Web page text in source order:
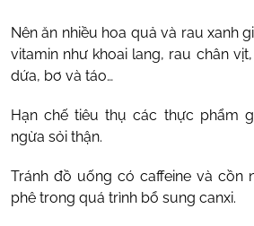
Nên ăn nhiều hoa quả và rau xanh
vitamin như khoai lang, rau chân
dứa, bơ và táo…
Hạn chế tiêu thụ các thực phẩm
ngừa sỏi thận.
Tránh đồ uống có caffeine và cồn
phê trong quá trình bổ sung canxi.